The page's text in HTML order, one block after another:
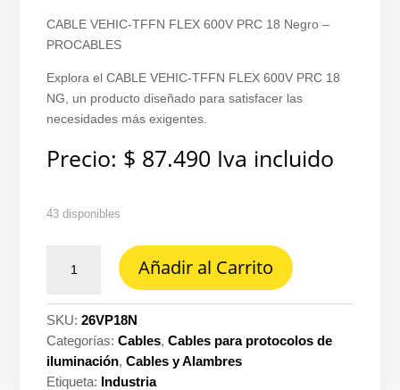
CABLE VEHIC-TFFN FLEX 600V PRC 18 Negro –
PROCABLES
Explora el CABLE VEHIC-TFFN FLEX 600V PRC 18
NG, un producto diseñado para satisfacer las
necesidades más exigentes.
Precio: $ 87.490 Iva incluido
43 disponibles
vehic-
flex
600V
prc
18
Añadir al Carrito
SKU:26VP18N
Categorías:Cables,Cables para protocolos de
iluminación,Cables y Alambres
Etiqueta: Industria